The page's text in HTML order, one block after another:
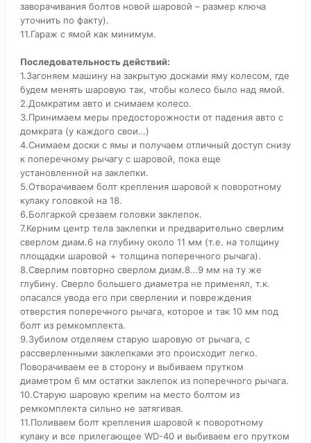
заворачивания болтов новой шаровой – размер ключа
уточнить по факту).
11.Гараж с ямой как минимум.
Последовательность действий:
1.Загоняем машину на закрытую досками яму колесом, где
будем менять шаровую так, чтобы колесо было над ямой.
2.Домкратим авто и снимаем колесо.
3.Принимаем меры предосторожности от падения авто с
домкрата (у каждого свои…)
4.Снимаем доски с ямы и получаем отличный доступ снизу
к поперечному рычагу с шаровой, пока еще
установленной на заклепки.
5.Отворачиваем болт крепления шаровой к поворотному
кулаку головкой на 18.
6.Болгаркой срезаем головки заклепок.
7.Керним центр тела заклепки и предварительно сверлим
сверлом диам.6 на глубину около 11 мм (т.е. на толщину
площадки шаровой + толщина поперечного рычага).
8.Сверлим повторно сверлом диам.8…9 мм на ту же
глубину. Сверло большего диаметра не применял, т.к.
опасался увода его при сверлении и повреждения
отверстия поперечного рычага, которое и так 10 мм под
болт из ремкомплекта.
9.Зубилом отделяем старую шаровую от рычага, с
рассверленными заклепками это происходит легко.
Поворачиваем ее в сторону и выбиваем прутком
диаметром 6 мм остатки заклепок из поперечного рычага.
10.Старую шаровую крепим на место болтом из
ремкомплекта сильно не затягивая.
11.Поливаем болт крепления шаровой к поворотному
кулаку и все прилегающее WD-40 и выбиваем его прутком